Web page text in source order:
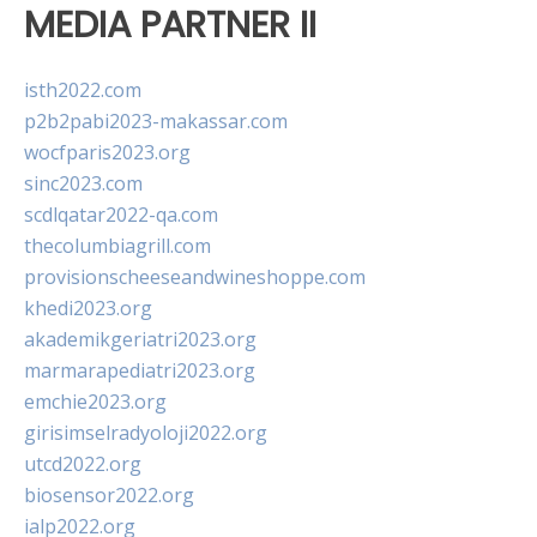
MEDIA PARTNER II
isth2022.com
p2b2pabi2023-makassar.com
wocfparis2023.org
sinc2023.com
scdlqatar2022-qa.com
thecolumbiagrill.com
provisionscheeseandwineshoppe.com
khedi2023.org
akademikgeriatri2023.org
marmarapediatri2023.org
emchie2023.org
girisimselradyoloji2022.org
utcd2022.org
biosensor2022.org
ialp2022.org